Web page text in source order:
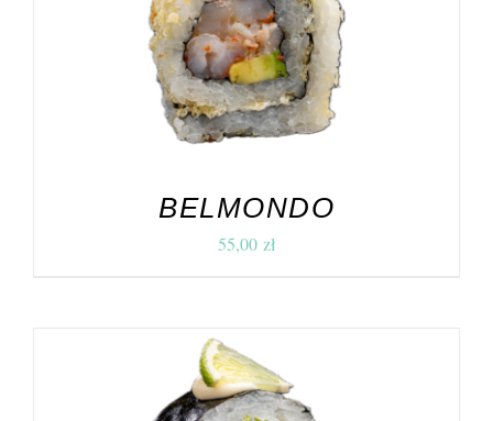
DODAJ DO KOSZYKA / SZCZEGÓŁY
BELMONDO
55,00 zł